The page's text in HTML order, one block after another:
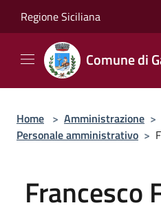
Regione Siciliana
Comune di
Home > Amministrazione >
Personale amministrativo >
Francesco